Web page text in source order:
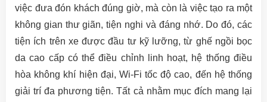
việc đưa đón khách đúng giờ, mà còn là việc tạo ra một
không gian thư giãn, tiện nghi và đáng nhớ. Do đó, các
tiện ích trên xe được đầu tư kỹ lưỡng, từ ghế ngồi bọc
da cao cấp có thể điều chỉnh linh hoạt, hệ thống điều
hòa không khí hiện đại, Wi-Fi tốc độ cao, đến hệ thống
giải trí đa phương tiện. Tất cả nhằm mục đích mang lại